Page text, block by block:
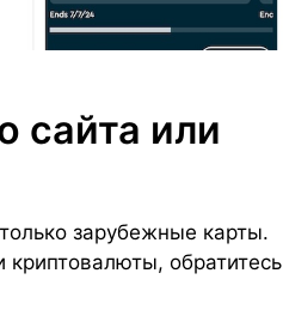
сайта или
зарубежные карты.
криптовалюты, обратитесь